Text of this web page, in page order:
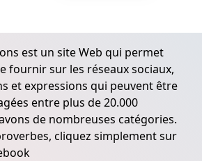
est un site Web qui permet
fournir sur les réseaux sociaux,
et expressions qui peuvent être
entre plus de 20.000
de nombreuses catégories.
cliquez simplement sur